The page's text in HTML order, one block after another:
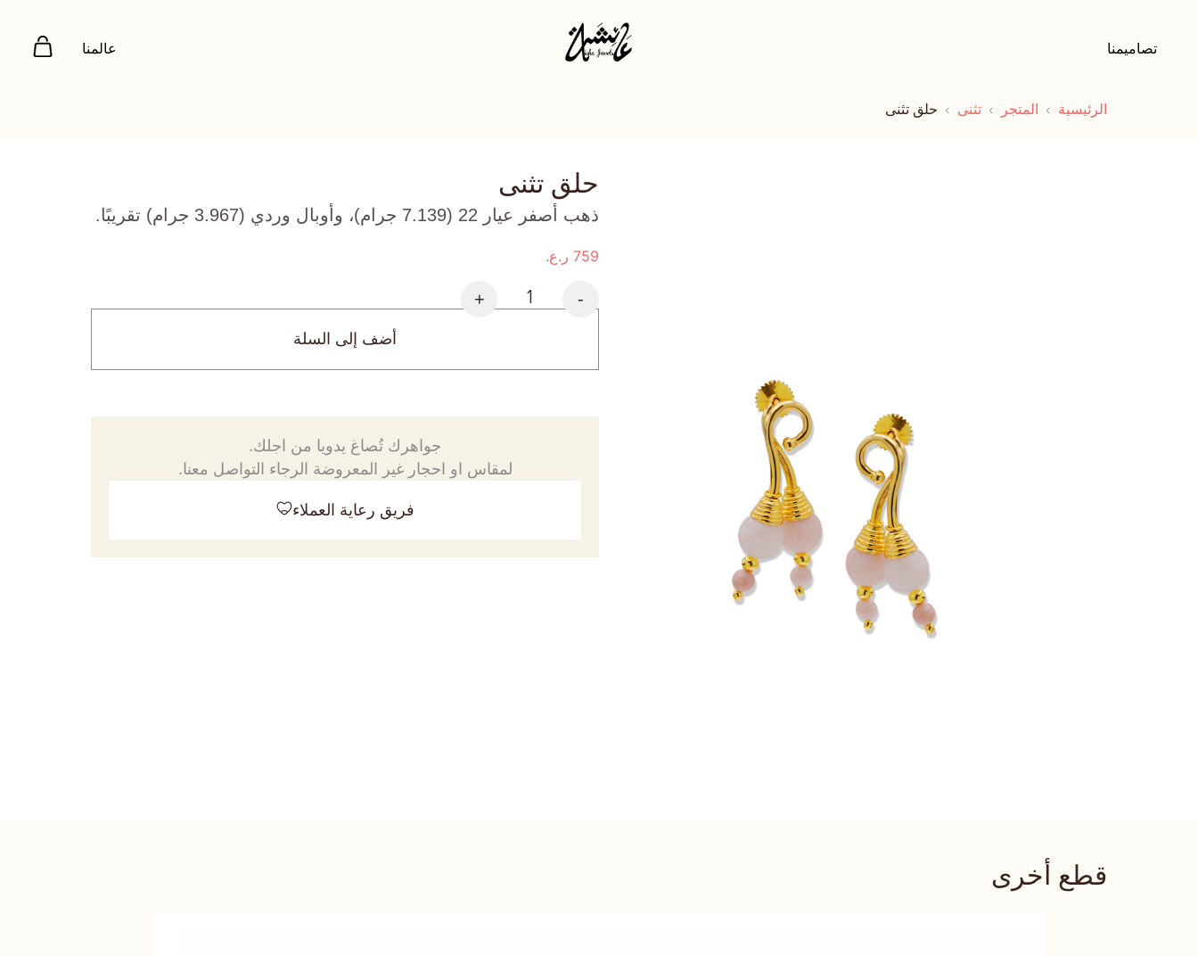
تصاميمنا عالمنا
الرئيسية المتجر تثنى حلق تثنى
حلق تثنى
ذهب أصفر عيار 22 (7.139 جرام)، وأوبال وردي (3.967 جرام) تقريبًا.
759 ر.ع.
-
+
أضف إلى السلة
جواهرك تُصاغ يدويا من اجلك.
لمقاس او احجار غير المعروضة الرجاء التواصل معنا.
فريق رعاية العملاء
قطع أخرى